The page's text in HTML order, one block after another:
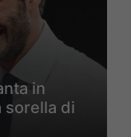
in
sorella di